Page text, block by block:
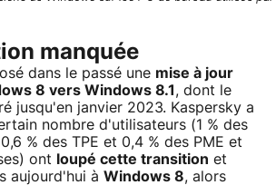
manquée
dans le passé une mise à jour
8 vers Windows 8.1 , dont le
jusqu'en janvier 2023. Kaspersky a
nombre d'utilisateurs (1 % des
% des TPE et 0,4 % des PME et
ont
loupé cette transition et
aujourd'hui à Windows 8, alors